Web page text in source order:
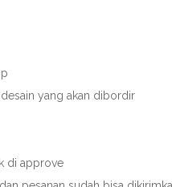
yang akan dibordir
di approve